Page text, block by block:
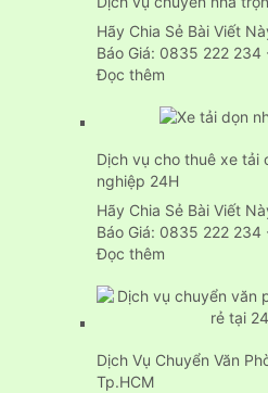
Hãy Chia Sẻ Bài Viết
Báo Giá: 0835 222
Đọc thêm:
vụ
nhà
trọn
gói
24H
Dịch vụ cho thuê xe tải
nghiệp 24H
Hãy Chia Sẻ Bài Viết
Báo Giá: 0835 222
Đọc thêm:
vụ
xe
Dịch Vụ Chuyển Văn
Tp.HCM